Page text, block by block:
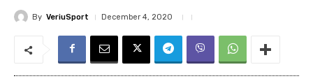
By VeriuSport December 4, 2020